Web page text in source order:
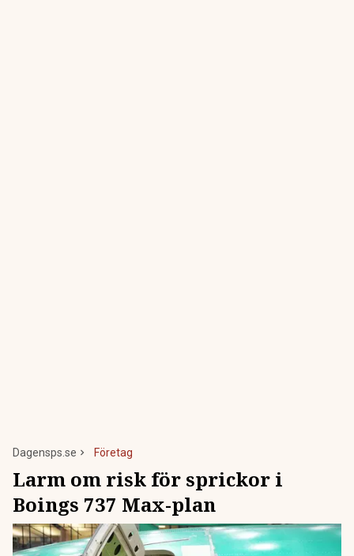
Dagensps.se Företag
Larm om risk för sprickor i
Boings 737 Max-plan